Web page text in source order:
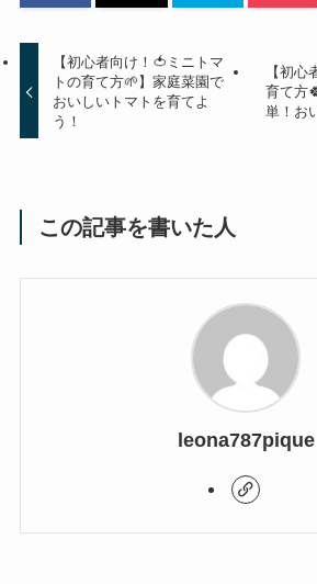
【初心者向け！🍅ミニトマ
トの育て方🌱】家庭菜園で
おいしいトマトを育てよ
う！
【初
育て方
単！お
この記事を書いた人
leona787pique